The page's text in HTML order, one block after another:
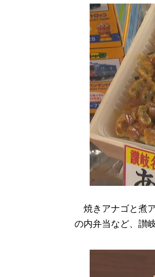
焼きアナゴと煮
の内弁当など、讃